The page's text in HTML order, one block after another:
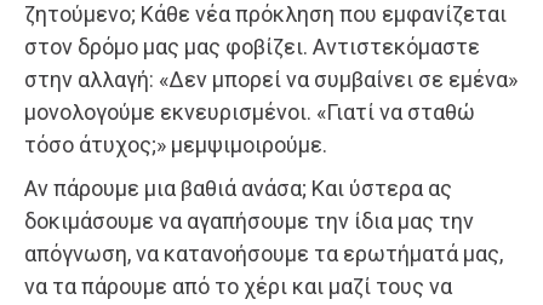
ζητούμενο; Κάθε νέα πρόκληση που εμφανίζεται
στον δρόμο μας μας φοβίζει. Αντιστεκόμαστε
στην αλλαγή: «Δεν μπορεί να συμβαίνει σε εμένα»
μονολογούμε εκνευρισμένοι. «Γιατί να σταθώ
τόσο άτυχος;» μεμψιμοιρούμε.
Αν πάρουμε μια βαθιά ανάσα; Και ύστερα ας
δοκιμάσουμε να αγαπήσουμε την ίδια μας την
απόγνωση, να κατανοήσουμε τα ερωτήματά μας,
να τα πάρουμε από το χέρι και μαζί τους να